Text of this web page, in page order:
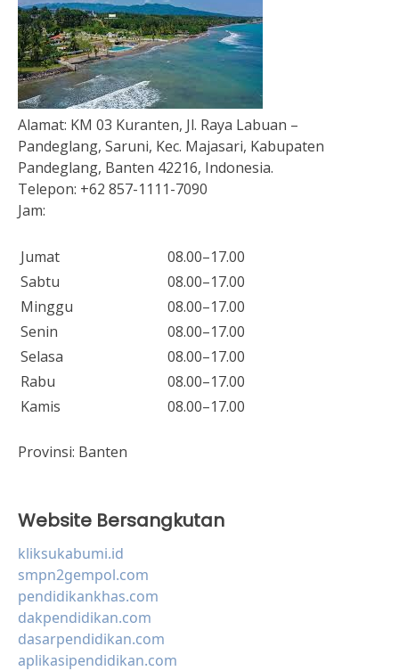
Alamat: KM 03 Kuranten, Jl. Raya Labuan –
Pandeglang, Saruni, Kec. Majasari, Kabupaten
Pandeglang, Banten 42216, Indonesia.
Telepon: +62 857-1111-7090
Jam:
Jumat
08.00–17.00
Sabtu
08.00–17.00
Minggu
08.00–17.00
Senin
08.00–17.00
Selasa
08.00–17.00
Rabu
08.00–17.00
Kamis
08.00–17.00
Provinsi: Banten
Website Bersangkutan
kliksukabumi.id
smpn2gempol.com
pendidikankhas.com
dakpendidikan.com
dasarpendidikan.com
aplikasipendidikan.com